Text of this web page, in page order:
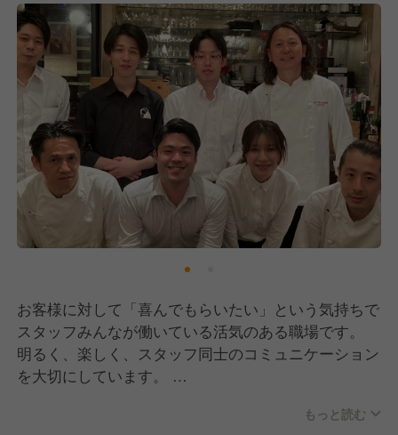
お客様に対して「喜んでもらいたい」という気持ちで
スタッフみんなが働いている活気のある職場です。
明るく、楽しく、スタッフ同士のコミュニケーション
を大切にしています。
います。営業中は忙しくなればなるほどスタッフみん
もっと読む